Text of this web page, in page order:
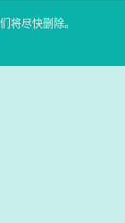
将尽快删除。